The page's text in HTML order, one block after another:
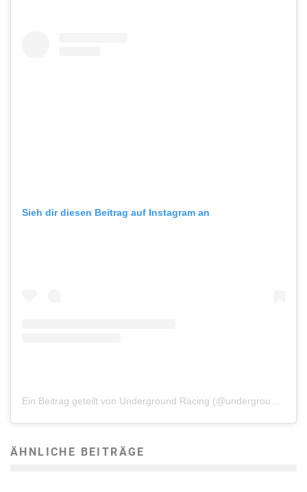
Sieh dir diesen Beitrag auf Instagram an
Ein Beitrag geteilt von Underground Racing (@underground_racing)
ÄHNLICHE BEITRÄGE